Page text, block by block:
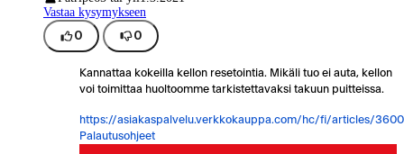
Vastaa kysymykseen
0 0
Kannattaa kokeilla kellon resetointia. Mikäli tuo ei auta, kellon
voi toimittaa huoltoomme tarkistettavaksi takuun puitteissa.
https://asiakaspalvelu.verkkokauppa.com/hc/fi/articles/
Palautusohjeet